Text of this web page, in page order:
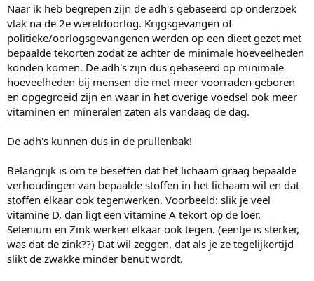
Naar ik heb begrepen zijn de adh's gebaseerd op onderzoek
vlak na de 2e wereldoorlog. Krijgsgevangen of
politieke/oorlogsgevangenen werden op een dieet gezet met
bepaalde tekorten zodat ze achter de minimale hoeveelheden
konden komen. De adh's zijn dus gebaseerd op minimale
hoeveelheden bij mensen die met meer voorraden geboren
en opgegroeid zijn en waar in het overige voedsel ook meer
vitaminen en mineralen zaten als vandaag de dag.
De adh's kunnen dus in de prullenbak!
Belangrijk is om te beseffen dat het lichaam graag bepaalde
verhoudingen van bepaalde stoffen in het lichaam wil en dat
stoffen elkaar ook tegenwerken. Voorbeeld: slik je veel
vitamine D, dan ligt een vitamine A tekort op de loer.
Selenium en Zink werken elkaar ook tegen. (eentje is sterker,
was dat de zink??) Dat wil zeggen, dat als je ze tegelijkertijd
slikt de zwakke minder benut wordt.